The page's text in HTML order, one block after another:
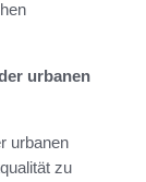
urbanen
urbanen
zu